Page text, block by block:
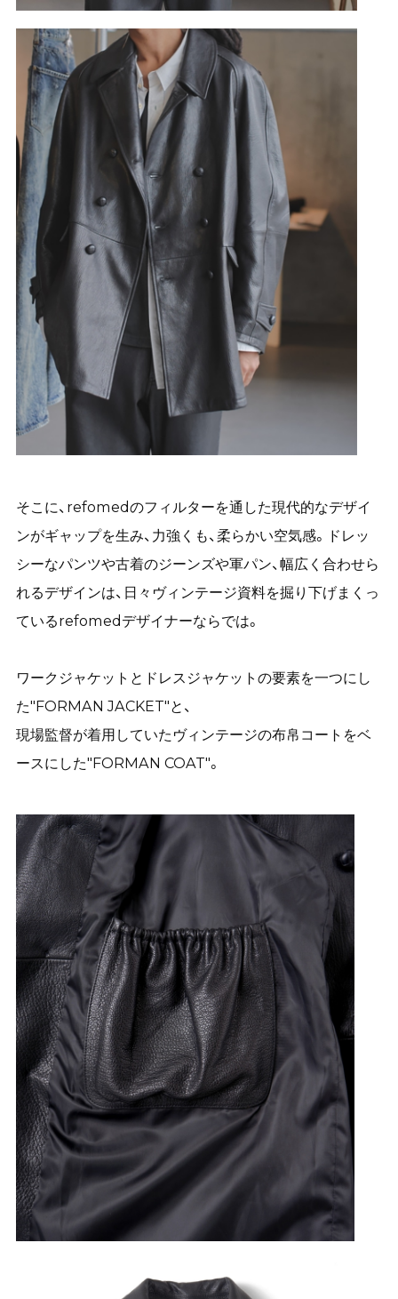
そこに、refomedのフィルターを通した現代的なデザイ
ンがギャップを生み、力強くも、柔らかい空気感。ドレッ
シーなパンツや古着のジーンズや軍パン、幅広く合わせら
れるデザインは、日々ヴィンテージ資料を掘り下げまくっ
ているrefomedデザイナーならでは。
ワークジャケットとドレスジャケットの要素を一つにし
た"FORMAN JACKET"と、
現場監督が着用していたヴィンテージの布帛コートをベ
ースにした"FORMAN COAT"。